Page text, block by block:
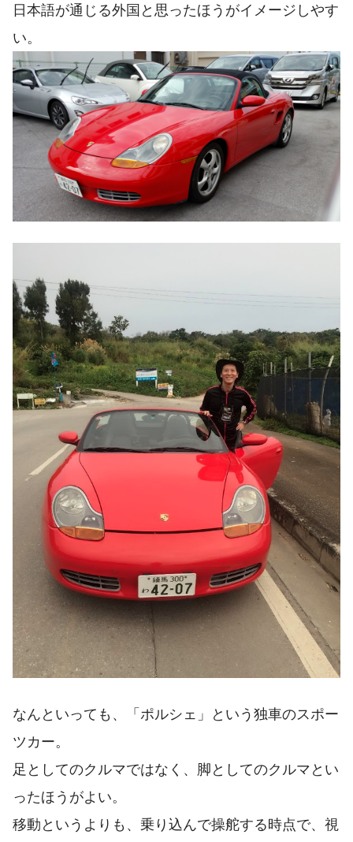
日本語が通じる外国と思ったほうがイメージしやす
い。
なんといっても、「ポルシェ」という独車のスポー
ツカー。
足としてのクルマではなく、脚としてのクルマとい
ったほうがよい。
移動というよりも、乗り込んで操舵する時点で、視